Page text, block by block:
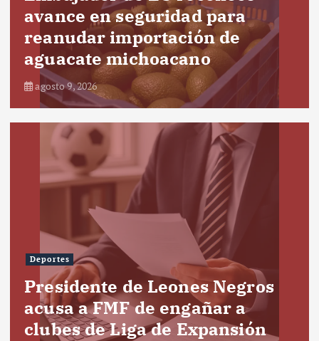
avance en seguridad para
reanudar importación de
aguacate michoacano
agosto 9, 2026
Deportes
Presidente de Leones Negros
acusa a FMF de engañar a
clubes de Liga de Expansión